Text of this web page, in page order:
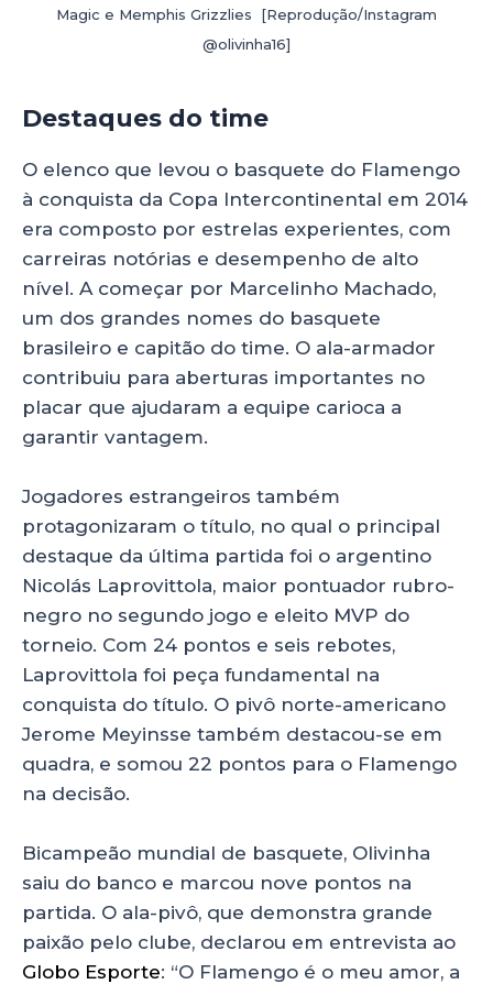
Magic e Memphis Grizzlies [Reprodução/Instagram
@olivinha16]
Destaques do time
O elenco que levou o basquete do Flamengo
à conquista da Copa Intercontinental em 2014
era composto por estrelas experientes, com
carreiras notórias e desempenho de alto
nível. A começar por Marcelinho Machado,
um dos grandes nomes do basquete
brasileiro e capitão do time. O ala-armador
contribuiu para aberturas importantes no
placar que ajudaram a equipe carioca a
garantir vantagem.
Jogadores estrangeiros também
protagonizaram o título, no qual o principal
destaque da última partida foi o argentino
Nicolás Laprovittola, maior pontuador rubro-
negro no segundo jogo e eleito MVP do
torneio. Com 24 pontos e seis rebotes,
Laprovittola foi peça fundamental na
conquista do título. O pivô norte-americano
Jerome Meyinsse também destacou-se em
quadra, e somou 22 pontos para o Flamengo
na decisão.
Bicampeão mundial de basquete, Olivinha
saiu do banco e marcou nove pontos na
partida. O ala-pivô, que demonstra grande
paixão pelo clube, declarou em entrevista ao
Globo Esporte: “O Flamengo é o meu amor, a